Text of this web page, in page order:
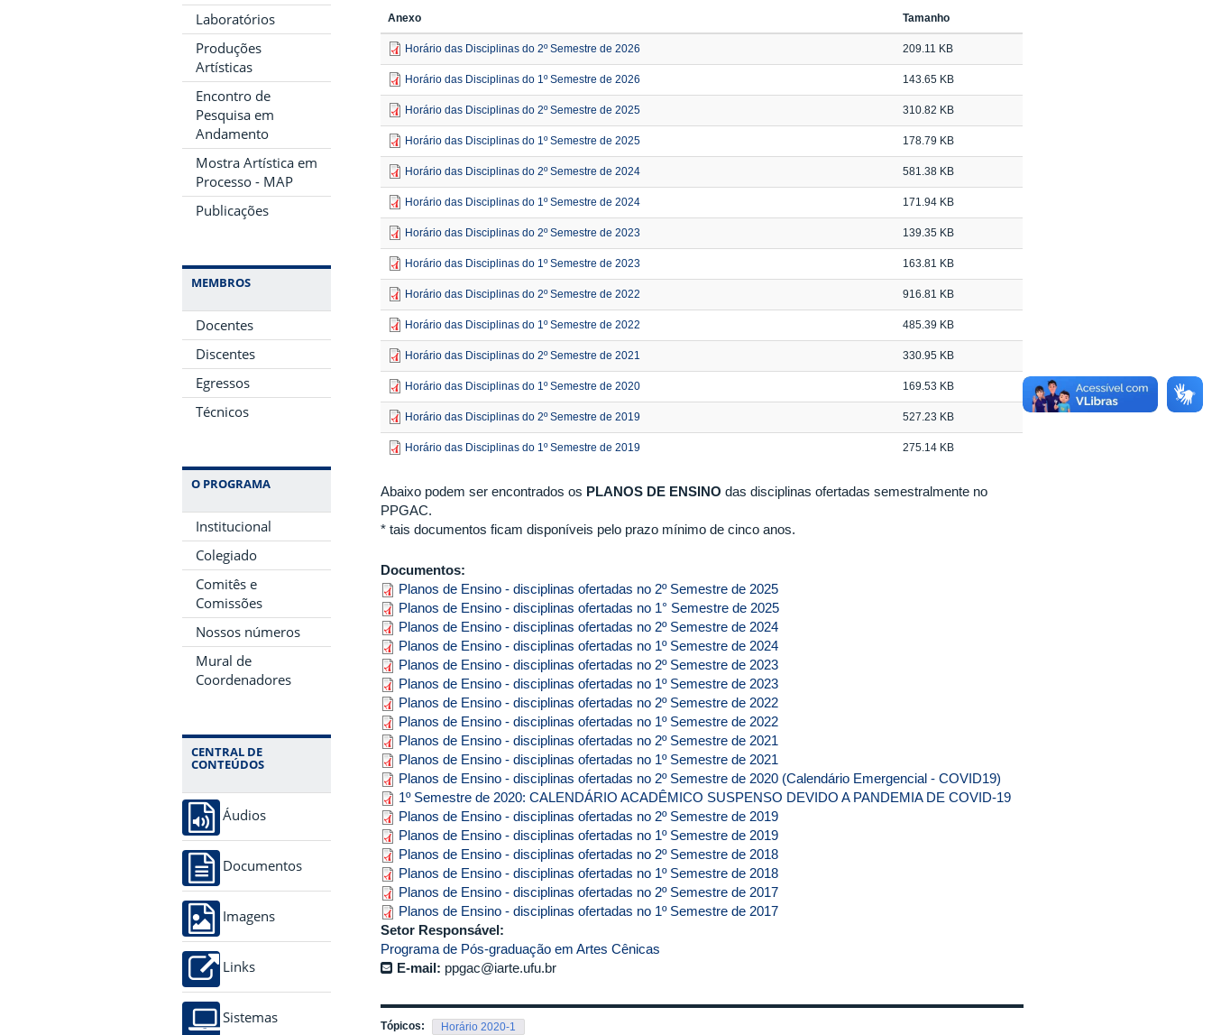
Laboratórios
Produções
Artísticas
Encontro de
Pesquisa em
Andamento
Mostra Artística em
Processo - MAP
Publicações
MEMBROS
Docentes
Discentes
Egressos
Técnicos
O PROGRAMA
Institucional
Colegiado
Comitês e
Comissões
Nossos números
Mural de
Coordenadores
CENTRAL DE
CONTEÚDOS
Áudios
Documentos
Imagens
Links
Sistemas
Anexo Tamanho
Horário das Disciplinas do 2º Semestre de 2026 209.11 KB
Horário das Disciplinas do 1º Semestre de 2026 143.65 KB
Horário das Disciplinas do 2º Semestre de 2025 310.82 KB
Horário das Disciplinas do 1º Semestre de 2025 178.79 KB
Horário das Disciplinas do 2º Semestre de 2024 581.38 KB
Horário das Disciplinas do 1º Semestre de 2024 171.94 KB
Horário das Disciplinas do 2º Semestre de 2023 139.35 KB
Horário das Disciplinas do 1º Semestre de 2023 163.81 KB
Horário das Disciplinas do 2º Semestre de 2022 916.81 KB
Horário das Disciplinas do 1º Semestre de 2022 485.39 KB
Horário das Disciplinas do 2º Semestre de 2021 330.95 KB
Horário das Disciplinas do 1º Semestre de 2020 169.53 KB
Horário das Disciplinas do 2º Semestre de 2019 527.23 KB
Horário das Disciplinas do 1º Semestre de 2019 275.14 KB
Abaixo podem ser encontrados os PLANOS DE ENSINO das disciplinas ofertadas semestralmente no
PPGAC.
* tais documentos ficam disponíveis pelo prazo mínimo de cinco anos.
Documentos:
Planos de Ensino - disciplinas ofertadas no 2º Semestre de 2025
Planos de Ensino - disciplinas ofertadas no 1° Semestre de 2025
Planos de Ensino - disciplinas ofertadas no 2º Semestre de 2024
Planos de Ensino - disciplinas ofertadas no 1º Semestre de 2024
Planos de Ensino - disciplinas ofertadas no 2º Semestre de 2023
Planos de Ensino - disciplinas ofertadas no 1º Semestre de 2023
Planos de Ensino - disciplinas ofertadas no 2º Semestre de 2022
Planos de Ensino - disciplinas ofertadas no 1º Semestre de 2022
Planos de Ensino - disciplinas ofertadas no 2º Semestre de 2021
Planos de Ensino - disciplinas ofertadas no 1º Semestre de 2021
Planos de Ensino - disciplinas ofertadas no 2º Semestre de 2020 (Calendário Emergencial - COVID19)
1º Semestre de 2020: CALENDÁRIO ACADÊMICO SUSPENSO DEVIDO A PANDEMIA DE COVID-19
Planos de Ensino - disciplinas ofertadas no 2º Semestre de 2019
Planos de Ensino - disciplinas ofertadas no 1º Semestre de 2019
Planos de Ensino - disciplinas ofertadas no 2º Semestre de 2018
Planos de Ensino - disciplinas ofertadas no 1º Semestre de 2018
Planos de Ensino - disciplinas ofertadas no 2º Semestre de 2017
Planos de Ensino - disciplinas ofertadas no 1º Semestre de 2017
Setor Responsável:
Programa de Pós-graduação em Artes Cênicas
E-mail: ppgac@iarte.ufu.br
Tópicos: Horário 2020-1